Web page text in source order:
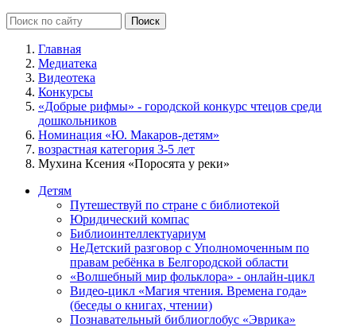
Главная
Медиатека
Видеотека
Конкурсы
«Добрые рифмы» - городской конкурс чтецов среди
дошкольников
Номинация «Ю. Макаров-детям»
возрастная категория 3-5 лет
Мухина Ксения «Поросята у реки»
Детям
Путешествуй по стране с библиотекой
Юридический компас
Библиоинтеллектуариум
НеДетский разговор с Уполномоченным по
правам ребёнка в Белгородской области
«Волшебный мир фольклора» - онлайн-цикл
Видео-цикл «Магия чтения. Времена года»
(беседы о книгах, чтении)
Познавательный библиоглобус «Эврика»